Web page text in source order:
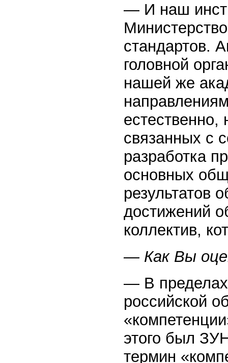
— И наш
стандартов.
головной
нашей же
связанных с
разработка
основных
результатов
достижений
коллектив,
— Как Вы
— В пределах
российской
этого был
термин